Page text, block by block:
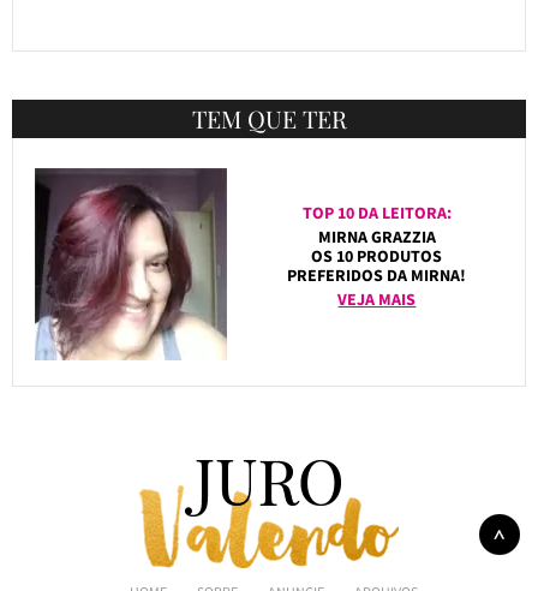
TEM QUE TER
TOP 10 DA LEITORA:
MIRNA GRAZZIA
OS 10 PRODUTOS
PREFERIDOS DA MIRNA!
VEJA MAIS